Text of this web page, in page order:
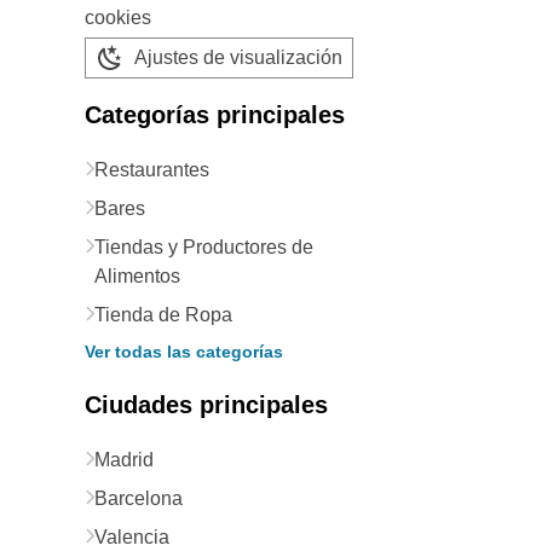
cookies
Ajustes de visualización
Categorías principales
Restaurantes
Bares
Tiendas y Productores de
Alimentos
Tienda de Ropa
Ver todas las categorías
Ciudades principales
Madrid
Barcelona
Valencia